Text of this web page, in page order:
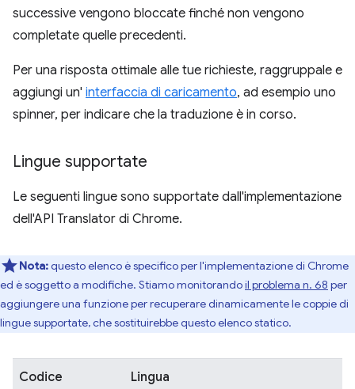
successive vengono bloccate finché non vengono
completate quelle precedenti.
Per una risposta ottimale alle tue richieste, raggruppale e
aggiungi un' interfaccia di caricamento, ad esempio uno
spinner, per indicare che la traduzione è in corso.
Lingue supportate
Le seguenti lingue sono supportate dall'implementazione
dell'API Translator di Chrome.
Nota:questo elenco è specifico per l'implementazione di Chrome
ed è soggetto a modifiche. Stiamo monitorandoil problema n. 68 per
aggiungere una funzione per recuperare dinamicamente le coppie di
lingue supportate, che sostituirebbe questo elenco statico.
Codice Lingua